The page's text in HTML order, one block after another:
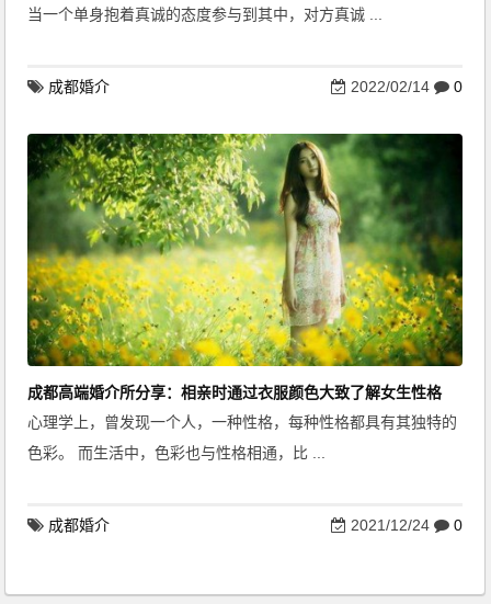
当一个单身抱着真诚的态度参与到其中，对方真诚 ...
成都婚介 2022/02/14 0
成都高端婚介所分享：相亲时通过衣服颜色大致了解女生性格
心理学上，曾发现一个人，一种性格，每种性格都具有其独特的
色彩。 而生活中，色彩也与性格相通，比 ...
成都婚介 2021/12/24 0